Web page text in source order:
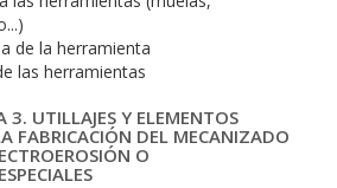
de la herramienta
las herramientas
UTILLAJES Y ELEMENTOS
FABRICACIÓN DEL MECANIZADO
O